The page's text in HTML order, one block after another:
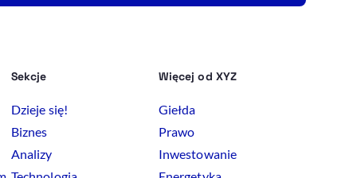
Sekcje
Dzieje się!
Biznes
Analizy
Więcej od XYZ
Giełda
Prawo
Inwestowanie